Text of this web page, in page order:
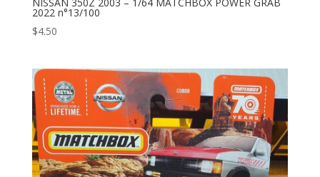
2022 n°13/100
$4.50